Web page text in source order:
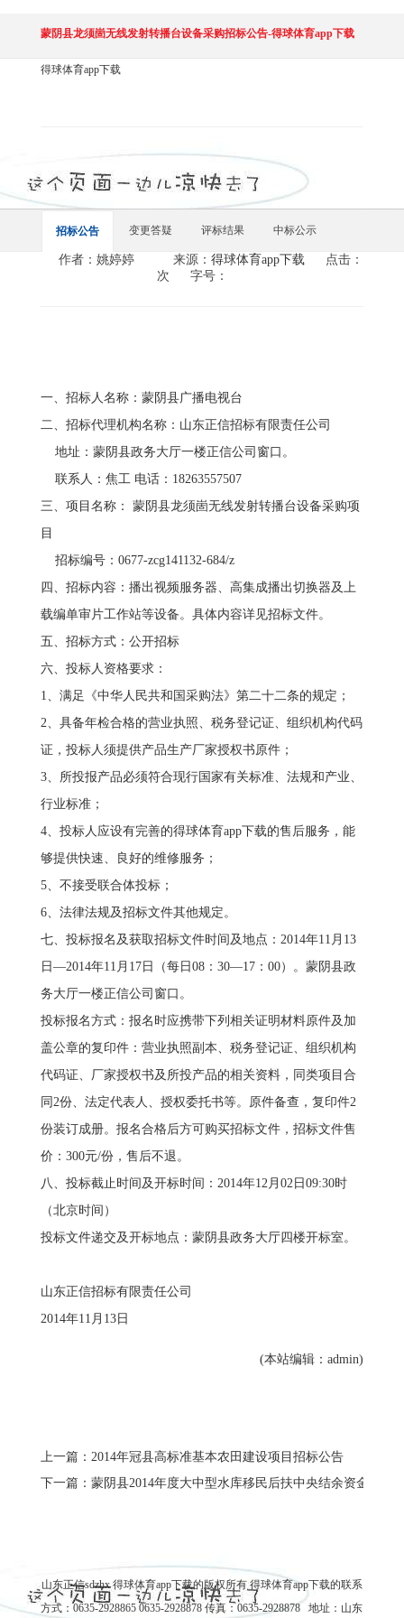
蒙阴县龙须崮无线发射转播台设备采购招标公告-得球体育app下载
得球体育app下载
招标公告 变更答疑 评标结果 中标公示
作者：姚婷婷 来源： 得球体育app下载
点击：
次
字号：
一、招标人名称：蒙阴县广播电视台
二、招标代理机构名称：山东正信招标有限责任公司
地址：蒙阴县政务大厅一楼正信公司窗口。
联系人：焦工 电话：18263557507
三、项目名称： 蒙阴县龙须崮无线发射转播台设备采购项
目
招标编号：0677-zcg141132-684/z
四、招标内容：播出视频服务器、高集成播出切换器及上
载编单审片工作站等设备。具体内容详见招标文件。
五、招标方式：公开招标
六、投标人资格要求：
1、满足《中华人民共和国采购法》第二十二条的规定；
2、具备年检合格的营业执照、税务登记证、组织机构代码
证，投标人须提供产品生产厂家授权书原件；
3、所投报产品必须符合现行国家有关标准、法规和产业、
行业标准；
4、投标人应设有完善的得球体育app下载的售后服务，能
够提供快速、良好的维修服务；
5、不接受联合体投标；
6、法律法规及招标文件其他规定。
七、投标报名及获取招标文件时间及地点：2014年11月13
日—2014年11月17日（每日08：30—17：00）。蒙阴县政
务大厅一楼正信公司窗口。
投标报名方式：报名时应携带下列相关证明材料原件及加
盖公章的复印件：营业执照副本、税务登记证、组织机构
代码证、厂家授权书及所投产品的相关资料，同类项目合
同2份、法定代表人、授权委托书等。原件备查，复印件2
份装订成册。报名合格后方可购买招标文件，招标文件售
价：300元/份，售后不退。
八、投标截止时间及开标时间：2014年12月02日09:30时
（北京时间）
投标文件递交及开标地点：蒙阴县政务大厅四楼开标室。
山东正信招标有限责任公司
2014年11月13日
(本站编辑：admin)
上一篇：2014年冠县高标准基本农田建设项目招标公告
下一篇：蒙阴县2014年度大中型水库移民后扶中央结余资金项目
山东正信sdzhx 得球体育app下载的版权所有得球体育app下载的联系
方式 ：0635-2928865 0635-2928878 传真：0635-2928878 地址：山东